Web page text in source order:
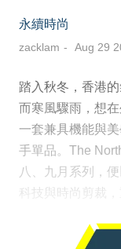
永續時尚
zacklam Aug 29
踏入秋冬，香港
而寒風驟雨，想
一套兼具機能與
手單品。The
八、九月系列，
科技與時尚剪裁